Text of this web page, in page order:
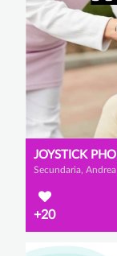
JOYSTICK
+20